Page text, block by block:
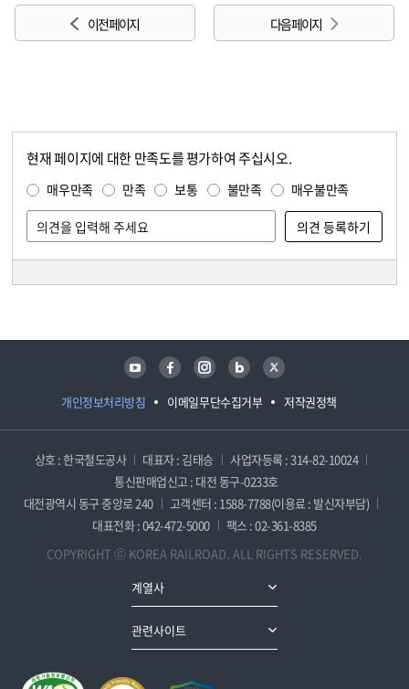
이전 페이지 다음 페이지
현재 페이지에 대한 만족도를 평가하여 주십시오.
매우만족 만족 보통 불만족 매우불만족
개인정보처리방침 이메일무단수집거부 저작권정책
유튜브 페이스북 인스타그램 블로그 트위터
상호 : 한국철도공사 대표자 : 김태승
사업자등록 : 314-82-10024
통신판매업신고 : 대전 동구-0233호
대전광역시 동구 중앙로 240
고객센터 : 1588-7788(이용료 : 발신자부담)
대표전화 : 042-472-5000
팩스 : 02-361-8385
COPYRIGHT ⓒ KOREA RAILROAD. ALL RIGHTS RESERVED.
계열사
관련사이트